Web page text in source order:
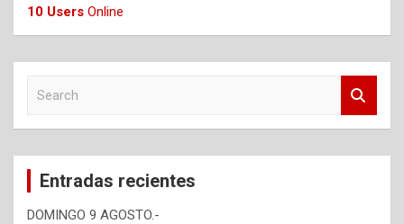
10 Users Online
c
Entradas recientes
DOMINGO 9 AGOSTO.-